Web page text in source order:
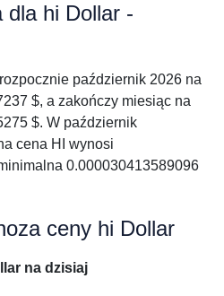
dla hi Dollar -
październik 2026 na
$, a zakończy miesiąc na
$. W październik
cena HI wynosi
0.000030413589096
ceny hi Dollar
na dzisiaj